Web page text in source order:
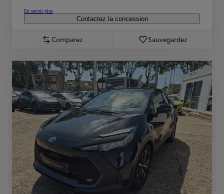
En savoir plus
Contactez la concession
Comparez Sauvegardez